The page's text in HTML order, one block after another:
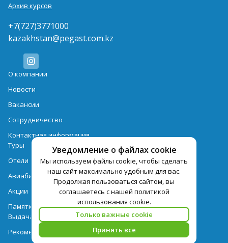
Уведомление о файлах cookie
Мы используем файлы cookie, чтобы сделать
наш сайт максимально удобным для вас.
Продолжая пользоваться сайтом, вы
соглашаетесь с нашей политикой
использования cookie.
Только важные cookie
Принять все
Архив курсов
+7(727)3771000
kazakhstan@pegast.com.kz
О компании
Новости
Вакансии
Сотрудничество
Контактная информация
Туры
Отели
Авиабилеты
Акции
Памятка для туристов
Выдача документов
Рекомендации